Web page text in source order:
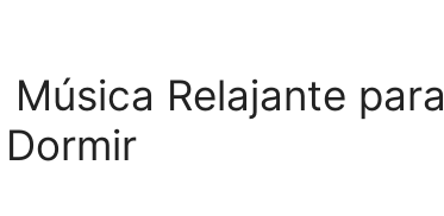
Relajante para